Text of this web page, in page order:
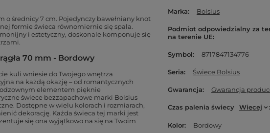
o średnicy 7 cm. Pojedynczy bawełniany knot
formie świeca równomiernie się spala.
i estetyczny, doskonale komponuje się
70 mm - Bordowy
kuli wniesie do Twojego wnętrza
na każdą okazję – od romantycznych
elementem pięknie
świece bezzapachowe marki Bolsius
Dostępne w wielu kolorach i rozmiarach,
dekorację. Każda świeca tej marki jest
się ona wyjątkowo na się na Twoim
Marka Bolsius
Podmiot odpowiedzialny za
na terenie UE
Symbol 8717847134776
Seria Świece Bolsius
Gwarancja Gwarancja
Czas palenia świecy Więcej
Kolor Bordowy